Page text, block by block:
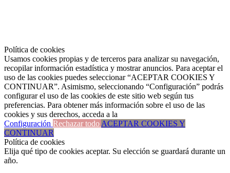
Política de cookies
Usamos cookies propias y de terceros para analizar su navegación,
recopilar información estadística y mostrar anuncios. Para aceptar el
uso de las cookies puedes seleccionar “ACEPTAR COOKIES Y
CONTINUAR”. Asimismo, seleccionando “Configuración” podrás
configurar el uso de las cookies de este sitio web según tus
preferencias. Para obtener más información sobre el uso de las
cookies y sus derechos, acceda a la
Configuración Rechazar todoACEPTAR COOKIES Y
CONTINUAR
Política de cookies
Elija qué tipo de cookies aceptar. Su elección se guardará durante un
año.